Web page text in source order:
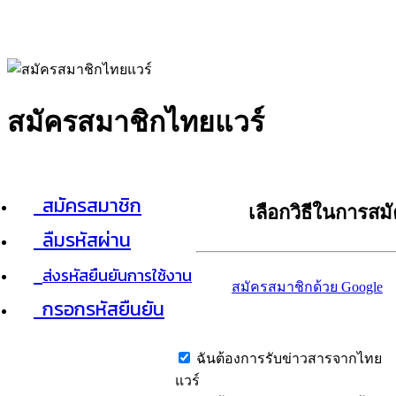
สมัครสมาชิกไทยแวร์
สมัครสมาชิก
ลืมรหัสผ่าน
ส่งรหัสยืนยันการใช้งาน
กรอกรหัสยืนยัน
เลือกวิธีในการส
สมัครสมาชิกด้วย Google
ฉันต้องการรับข่าวสารจากไทย
แวร์